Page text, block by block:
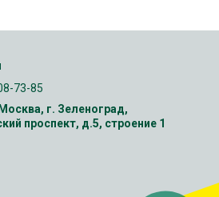
73-85
г. Зеленоград,
проспект, д.5, строение 1